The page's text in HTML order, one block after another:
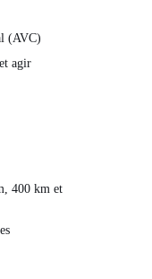
(AVC)
agir
400 km et